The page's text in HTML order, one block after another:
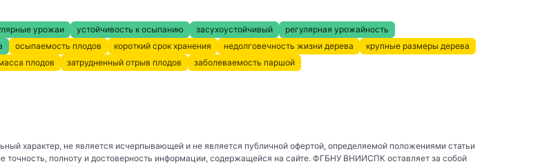
урожаи устойчивость к осыпанию засухоустойчивый
регулярная урожайность
осыпаемость плодов короткий срок хранения недолговечность жизни дерева
крупные размеры дерева
плодов затрудненный отрыв плодов заболеваемость паршой
характер, не является исчерпывающей и не является публичной офертой, определяемой положениями статьи
полноту и достоверность информации, содержащейся на сайте. ФГБНУ ВНИИСПК оставляет за собой